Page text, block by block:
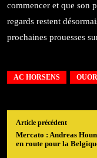
commencer et que son
regards restent
prochaines prouesses
AC HORSENS
Article précédent
Mercato : Andreas
en route pour la